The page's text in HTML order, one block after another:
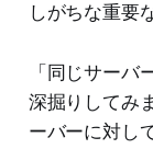
しがちな重要
「同じサー
深掘りしてみ
ーバーに対し